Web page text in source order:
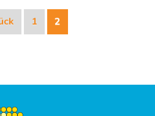
1 2